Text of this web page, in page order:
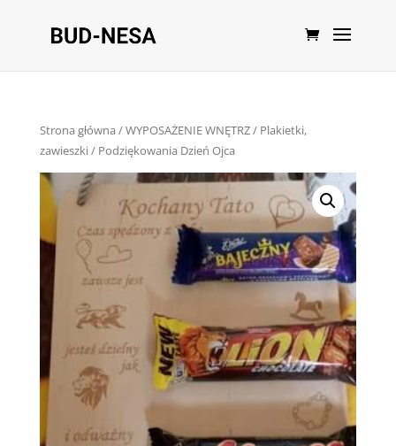
Strona główna /WYPOSAŻENIE WNĘTRZ/ Plakietki,
zawieszki/ Podziękowania Dzień Ojca